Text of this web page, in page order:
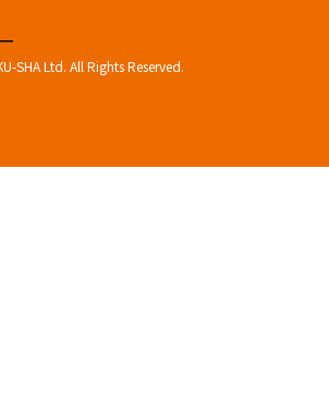
SHA Ltd. All Rights Reserved.